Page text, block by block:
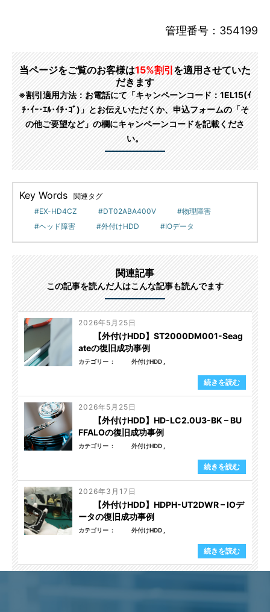
管理番号：354199
当ページをご覧のお客様は15%割引 を適用させていた
だきます
※割引適用方法：お電話にて「キャンペーンコード：1EL15(ｲ
ﾁ･ｲｰ･ｴﾙ･ｲﾁ･ｺﾞ)」とお伝えいただくか、申込フォームの「そ
の他ご要望など」の欄にキャンペーンコードを記載くださ
い。
Key Words
関連タグ
EX-HD4CZ
DT02ABA400V
物理障害
ヘッド障害
外付けHDD IOデータ
関連記事
この記事を読んだ人はこんな記事も読んでます
2026年5月25日
【外付けHDD】ST2000DM001-Seag
ateの復旧成功事例
カテゴリー 外付けHDD
続きを読む
2026年5月25日
【外付けHDD】HD-LC2.0U3-BK – BU
FFALOの復旧成功事例
カテゴリー 外付けHDD
続きを読む
2026年3月17日
【外付けHDD】HDPH-UT2DWR – IOデ
ータの復旧成功事例
カテゴリー 外付けHDD
続きを読む